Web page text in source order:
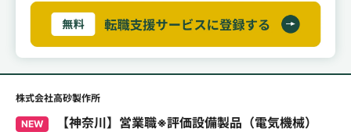
株式会社高砂製作所
NEW 【神奈川】営業職※評価設備製品（電気機械）